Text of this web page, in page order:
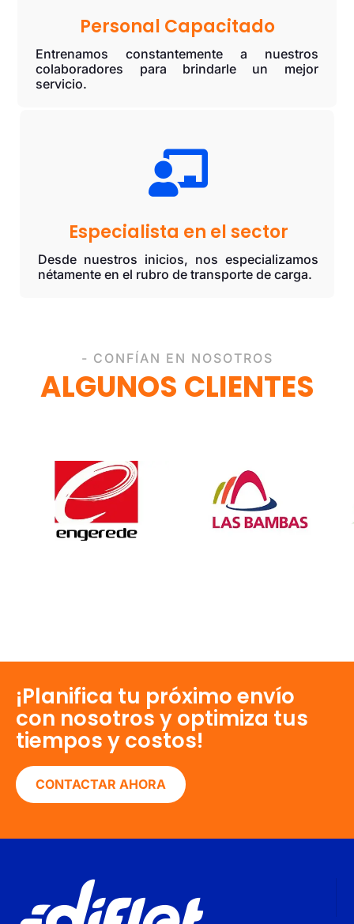
Personal Capacitado
Entrenamos constantemente a nuestros
colaboradores para brindarle un mejor
servicio.

Especialista en el sector
Desde nuestros inicios, nos especializamos
nétamente en el rubro de transporte de carga.
- CONFÍAN EN NOSOTROS
ALGUNOS CLIENTES
¡Planifica tu próximo envío
con nosotros y optimiza tus
tiempos y costos!
CONTACTAR AHORA